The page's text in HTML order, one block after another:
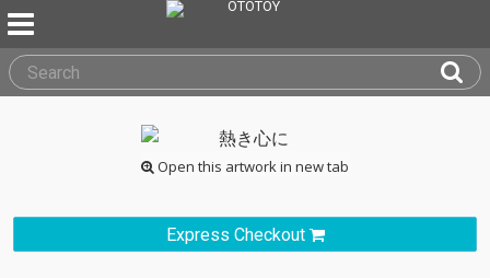
Open this artwork in new tab
Express Checkout